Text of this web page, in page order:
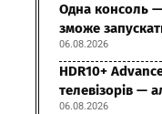
Одна консоль —
зможе
06.08.2026
HDR10+
телевізорів —
06.08.2026